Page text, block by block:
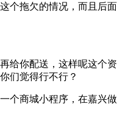
个拖欠的情况，而且
给你配送，这样呢这
们觉得行不行？
个商城小程序，在嘉兴